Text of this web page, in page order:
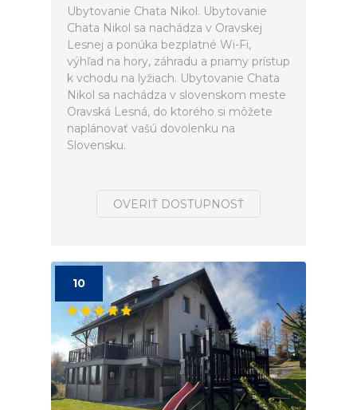
Ubytovanie Chata Nikol. Ubytovanie
Chata Nikol sa nachádza v Oravskej
Lesnej a ponúka bezplatné Wi-Fi,
výhľad na hory, záhradu a priamy prístup
k vchodu na lyžiach. Ubytovanie Chata
Nikol sa nachádza v slovenskom meste
Oravská Lesná, do ktorého si môžete
naplánovať vašú dovolenku na
Slovensku.
OVERIŤ DOSTUPNOSŤ
10